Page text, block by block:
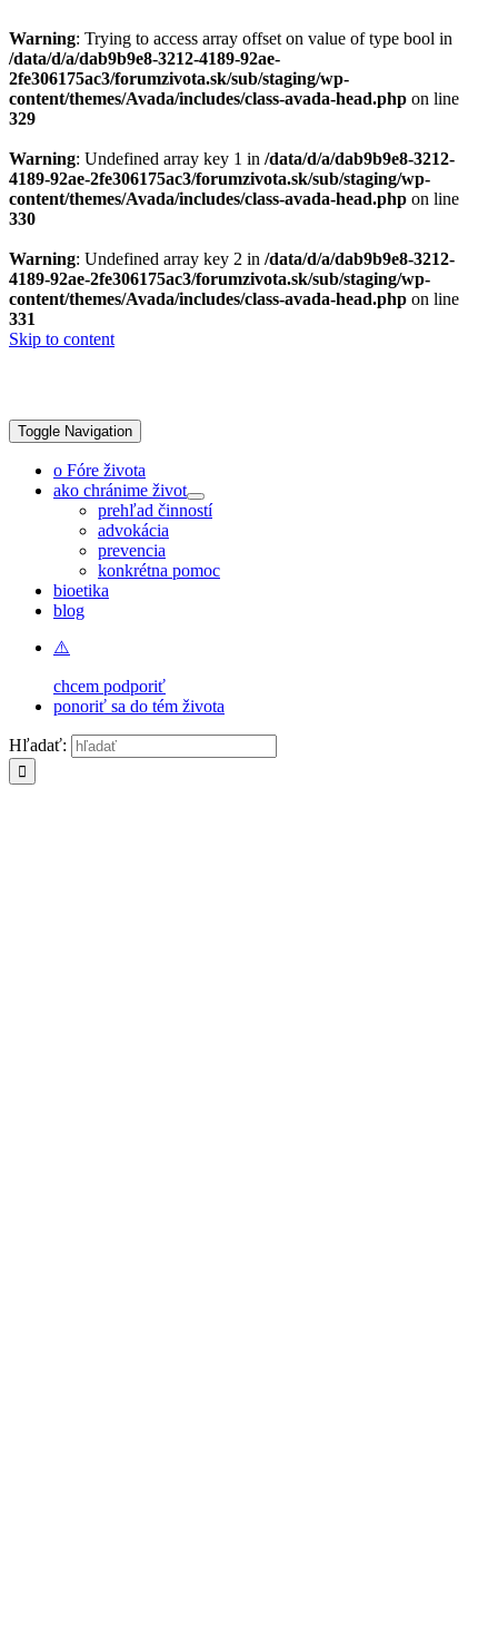
Warning: Trying to access array offset on value of type bool in
/data/d/a/dab9b9e8-3212-4189-92ae-
2fe306175ac3/forumzivota.sk/sub/staging/wp-
content/themes/Avada/includes/class-avada-head.php on line
329
Warning: Undefined array key 1 in /data/d/a/dab9b9e8-3212-
4189-92ae-2fe306175ac3/forumzivota.sk/sub/staging/wp-
content/themes/Avada/includes/class-avada-head.php on line
330
Warning: Undefined array key 2 in /data/d/a/dab9b9e8-3212-
4189-92ae-2fe306175ac3/forumzivota.sk/sub/staging/wp-
content/themes/Avada/includes/class-avada-head.php on line
331
Skip to content
Toggle Navigation
o Fóre života
ako chránime život
prehľad činností
advokácia
prevencia
konkrétna pomoc
bioetika
blog
chcem podporiť
ponoriť sa do tém života
Hľadať: